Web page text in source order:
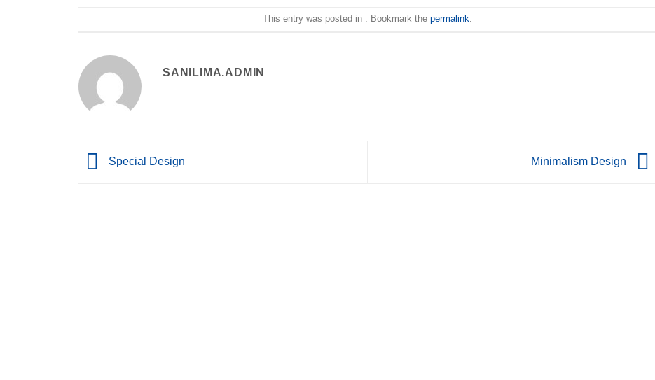
This entry was posted in . Bookmark the permalink.
SANILIMA.ADMIN
Special Design Minimalism Design